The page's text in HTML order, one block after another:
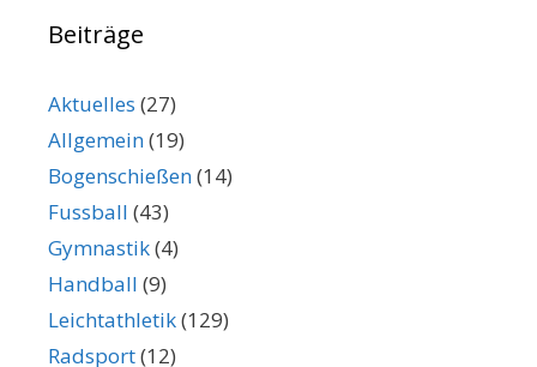
Beiträge
Aktuelles (27)
Allgemein(19)
Bogenschießen(14)
Fussball (43)
Gymnastik(4)
Handball (9)
Leichtathletik(129)
Radsport(12)